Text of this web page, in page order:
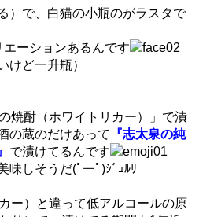
）で、白猫の小瓶のがラスタで
ーションあるんです
けど一升瓶）
焼酎（ホワイトリカー）」で漬
の蔵のだけあって
『志太泉の純
で漬けてるんです
味しそうだ(ﾟ￢ﾟ)ｼﾞｭﾙﾘ
ー）と違って低アルコールの原